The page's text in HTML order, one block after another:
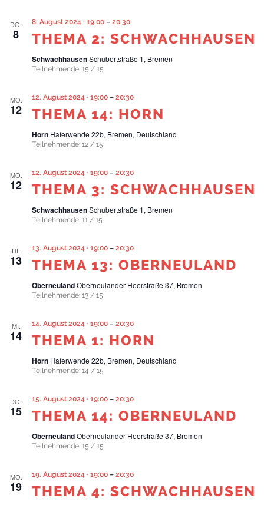
DO.
8 THEMA 2: SCHWACHHAUSEN
8. August 2024 · 19:00 – 20:30
SchwachhausenSchubertstraße 1, Bremen
Teilnehmende: 15 / 15
MO.
12 THEMA 14: HORN
12. August 2024 · 19:00 – 20:30
Horn Haferwende 22b, Bremen, Deutschland
Teilnehmende: 12 / 15
MO.
12 THEMA 3: SCHWACHHAUSEN
12. August 2024 · 19:00 – 20:30
SchwachhausenSchubertstraße 1, Bremen
Teilnehmende: 11 / 15
DI.
13 THEMA 13: OBERNEULAND
13. August 2024 · 19:00 – 20:30
OberneulandOberneulander Heerstraße 37, Bremen
Teilnehmende: 13 / 15
MI.
14 THEMA 1: HORN
14. August 2024 · 19:00 – 20:30
Horn Haferwende 22b, Bremen, Deutschland
Teilnehmende: 14 / 15
DO.
15 THEMA 14: OBERNEULAND
15. August 2024 · 19:00 – 20:30
OberneulandOberneulander Heerstraße 37, Bremen
Teilnehmende: 15 / 15
MO.
19 THEMA 4: SCHWACHHAUSEN
19. August 2024 · 19:00 – 20:30